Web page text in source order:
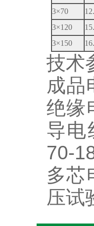
3×70
3×120
3×150
技术
成品
绝缘
导电
70-
多芯
压试